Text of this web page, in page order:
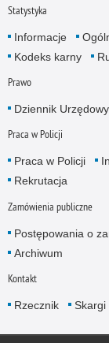
Statystyka
Informacje
Kodeks karny
Prawo
Dziennik
Praca w Policji
Praca w Policji
Rekrutacja
Zamówienia publiczne
Postępowania o
Archiwum
Kontakt
Rzecznik Skargi